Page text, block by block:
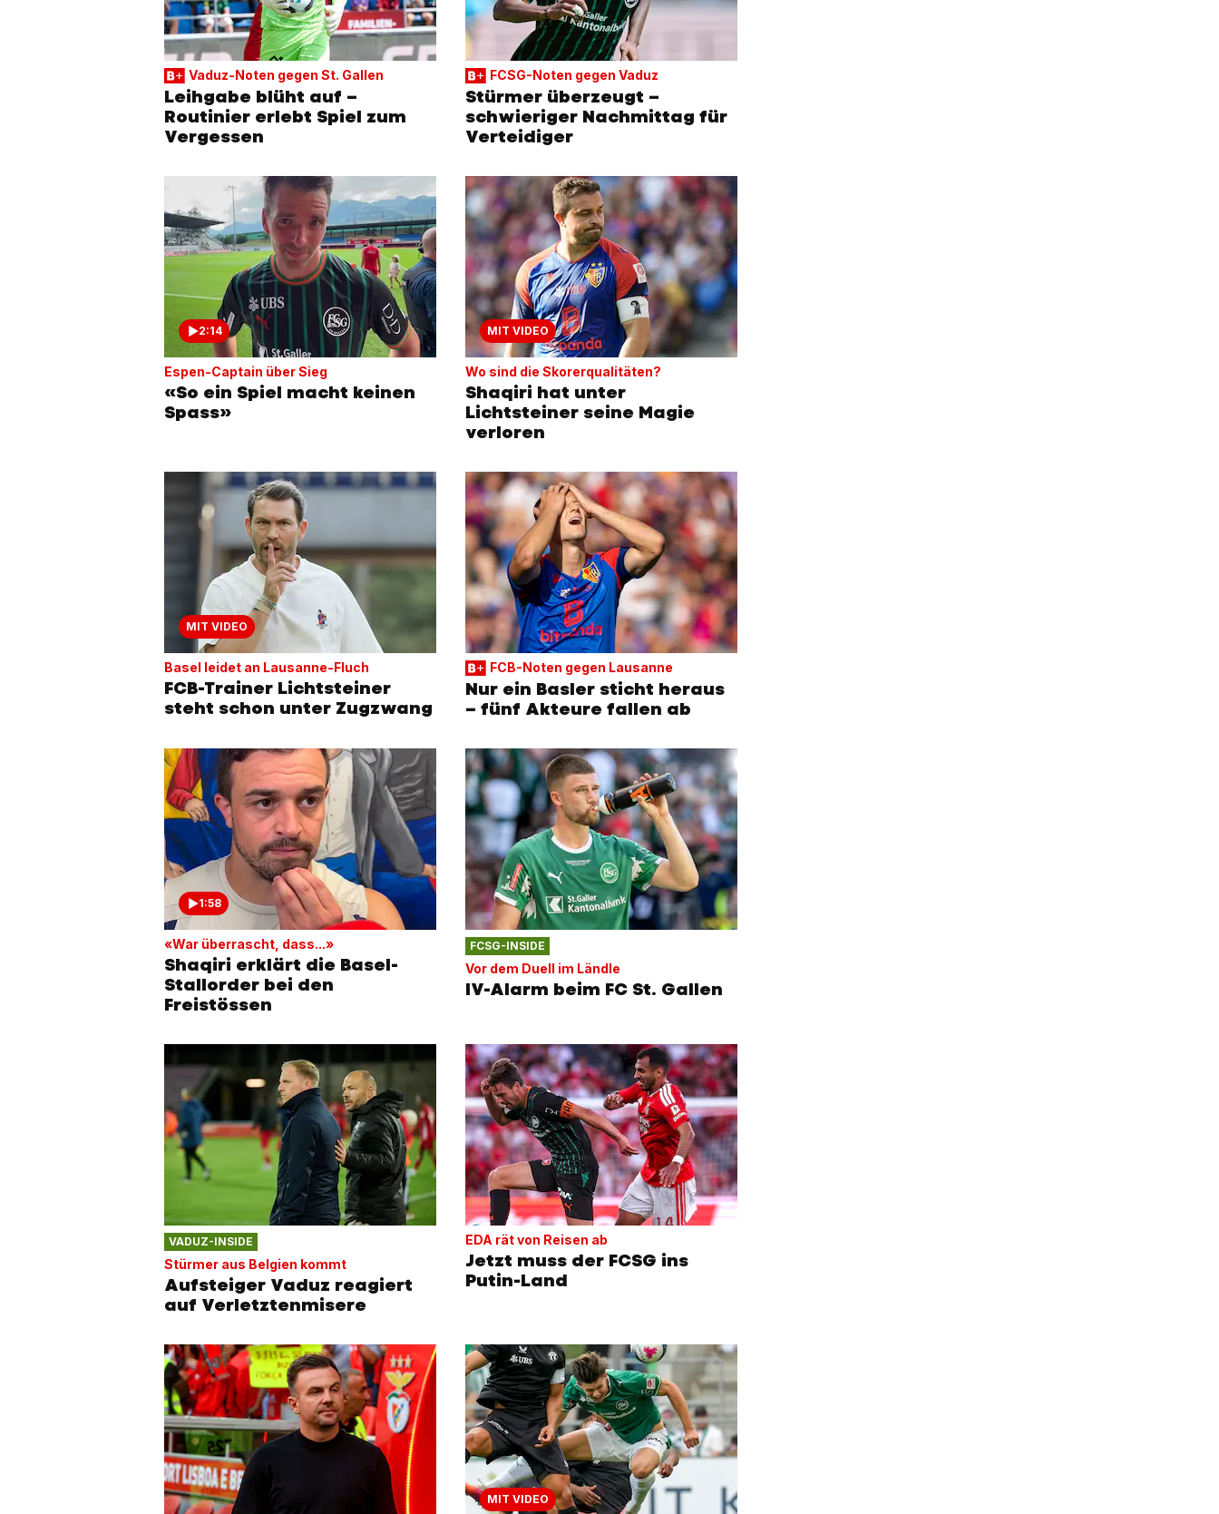
Vaduz-Noten gegen St. Gallen
Leihgabe blüht auf –
Routinier erlebt Spiel zum
Vergessen
FCSG-Noten gegen Vaduz
Stürmer überzeugt –
schwieriger Nachmittag für
Verteidiger
2:14
Espen-Captain über Sieg
«So ein Spiel macht keinen
Spass»
MIT VIDEO
Wo sind die Skorerqualitäten?
Shaqiri hat unter
Lichtsteiner seine Magie
verloren
MIT VIDEO
Basel leidet an Lausanne-Fluch
FCB-Trainer Lichtsteiner
steht schon unter Zugzwang
FCB-Noten gegen Lausanne
Nur ein Basler sticht heraus
– fünf Akteure fallen ab
1:58
«War überrascht, dass...»
Shaqiri erklärt die Basel-
Stallorder bei den
Freistössen
FCSG-INSIDE
Vor dem Duell im Ländle
IV-Alarm beim FC St. Gallen
VADUZ-INSIDE
Stürmer aus Belgien kommt
Aufsteiger Vaduz reagiert
auf Verletztenmisere
EDA rät von Reisen ab
Jetzt muss der FCSG ins
Putin-Land
MIT VIDEO